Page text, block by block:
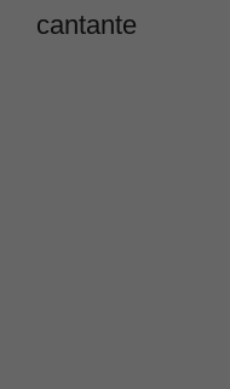
cantante